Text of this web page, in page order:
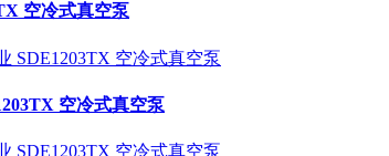
空冷式真空泵
空冷式真空泵